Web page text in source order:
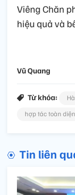
Viêng Chăn
hiệu quả và
Vũ Quang
Từ khóa:
hợp tác toàn diện
Tin liên